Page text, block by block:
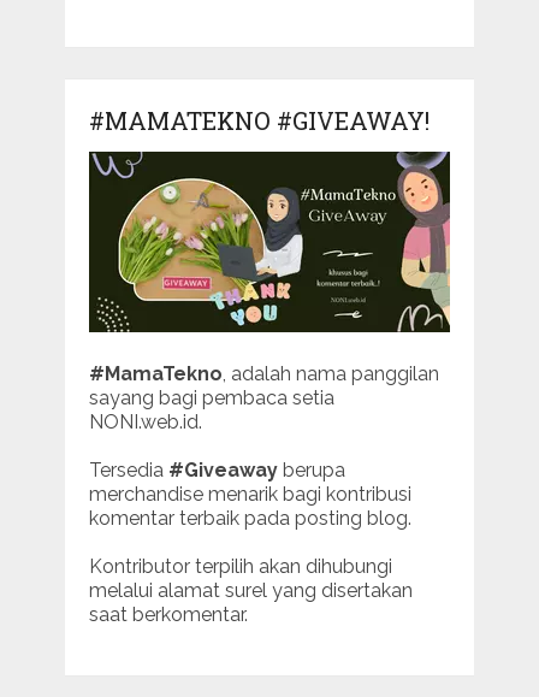
#MAMATEKNO #GIVEAWAY!
#MamaTekno, adalah nama panggilan
sayang bagi pembaca setia
NONI.web.id.
Tersedia #Giveawayberupa
merchandise menarik bagi kontribusi
komentar terbaik pada posting blog.
Kontributor terpilih akan dihubungi
melalui alamat surel yang disertakan
saat berkomentar.